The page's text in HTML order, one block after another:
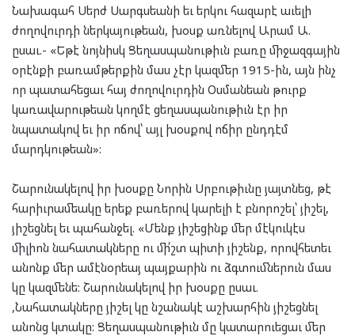
Նախագահ Սերժ Սարգսեանի եւ երկու հազարէ աւելի
ժողովուրդի ներկայութեան, խօսք առնելով Արամ Ա.
ըսաւ.- «Եթէ նոյնիսկ Ցեղասպանութիւն բառը միջազգային
օրէնքի բառամթերքին մաս չէր կազմեր 1915-ին, այն ինչ
որ պատահեցաւ հայ ժողովուրդին Օսմանեան թուրք
կառավարութեան կողմէ ցեղասպանութիւն էր իր
նպատակով եւ իր ոճով՝ այլ խօսքով ոճիր ընդդէմ
մարդկութեան»:
Շարունակելով իր խօսքը Նորին Սրբութիւնը յայտնեց, թէ
հարիւրամեակը երեք բառերով կարելի է բնորոշել՝ յիշել,
յիշեցնել եւ պահանջել. «Մենք յիշեցինք մեր մէկուկէս
միլիոն նահատակները ու մի՛շտ պիտի յիշենք, որովհետեւ
անոնք մեր ամէնօրեայ պայքարին ու ձգտումներուն մաս
կը կազմենե: Շարունակելով իր խօսքը ըսաւ.
,Նահատակները յիշել կը նշանակէ աշխարհին յիշեցնել
անոնց կտակը: Ցեղասպանութիւն մը կատարուեցաւ մեր